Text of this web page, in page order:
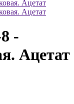
-
Ацетат